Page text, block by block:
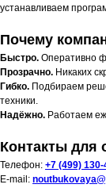
устанавливаем
Почему
Быстро. Оперативно
Прозрачно. Никаких
Гибко. Подбираем
техники.
Надёжно. Работаем
Контакты для
Телефон: +7 (499)
E-mail: